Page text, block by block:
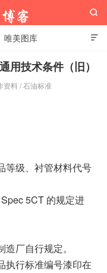

唯美图库

用技术条件（旧）
资料 /石油标准
等级、衬管材料代号
5CT 的规定进
厂自行规定。
执行标准编号漆印在